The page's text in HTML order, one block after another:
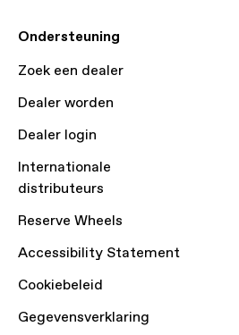
Ondersteuning
Zoek een dealer
Dealer worden
Dealer login
Internationale
distributeurs
Reserve Wheels
Accessibility Statement
Cookiebeleid
Gegevensverklaring